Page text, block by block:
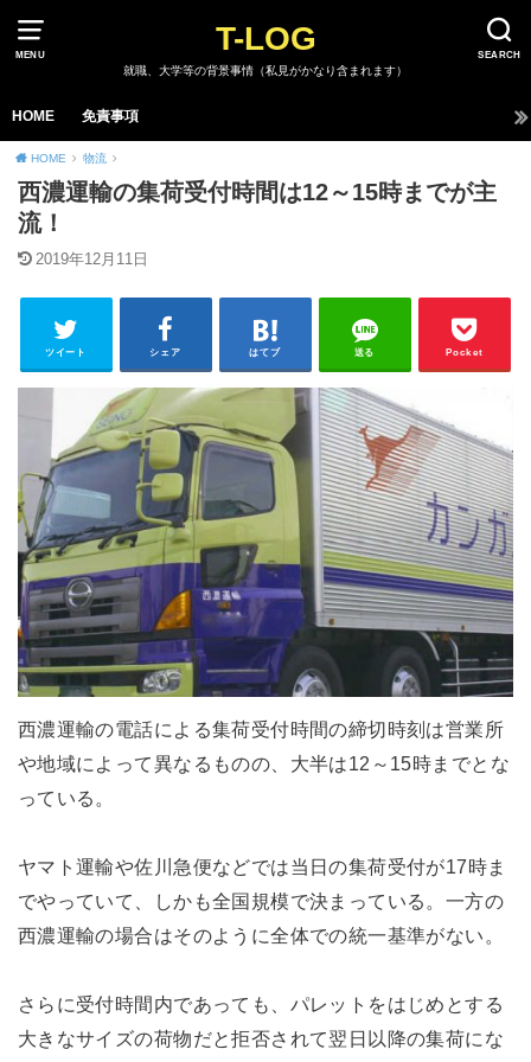
MENU SEARCH
T-LOG
就職、大学等の背景事情（私見がかなり含まれます）
HOME 免責事項
HOME 物流
西濃運輸の集荷受付時間は12～15時までが主
流！
2019年12月11日
ツイート シェア はてブ 送る Pocket
西濃運輸の電話による集荷受付時間の締切時刻は営業所
や地域によって異なるものの、大半は12～15時までとな
っている。
ヤマト運輸や佐川急便などでは当日の集荷受付が17時ま
でやっていて、しかも全国規模で決まっている。一方の
西濃運輸の場合はそのように全体での統一基準がない。
さらに受付時間内であっても、パレットをはじめとする
大きなサイズの荷物だと拒否されて翌日以降の集荷にな